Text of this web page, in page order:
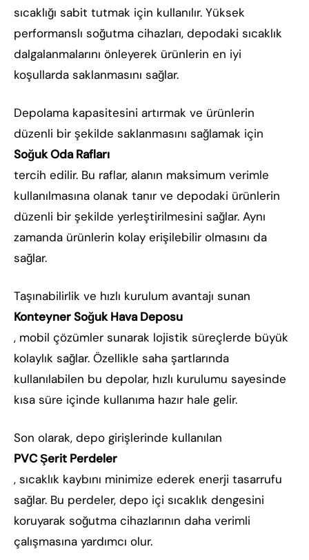
sıcaklığı sabit tutmak için kullanılır. Yüksek
performanslı soğutma cihazları, depodaki sıcaklık
dalgalanmalarını önleyerek ürünlerin en iyi
koşullarda saklanmasını sağlar.
Depolama kapasitesini artırmak ve ürünlerin
düzenli bir şekilde saklanmasını sağlamak için
Soğuk Oda Rafları
tercih edilir. Bu raflar, alanın maksimum verimle
kullanılmasına olanak tanır ve depodaki ürünlerin
düzenli bir şekilde yerleştirilmesini sağlar. Aynı
zamanda ürünlerin kolay erişilebilir olmasını da
sağlar.
Taşınabilirlik ve hızlı kurulum avantajı sunan
Konteyner Soğuk Hava Deposu
, mobil çözümler sunarak lojistik süreçlerde büyük
kolaylık sağlar. Özellikle saha şartlarında
kullanılabilen bu depolar, hızlı kurulumu sayesinde
kısa süre içinde kullanıma hazır hale gelir.
Son olarak, depo girişlerinde kullanılan
PVC Şerit Perdeler
, sıcaklık kaybını minimize ederek enerji tasarrufu
sağlar. Bu perdeler, depo içi sıcaklık dengesini
koruyarak soğutma cihazlarının daha verimli
çalışmasına yardımcı olur.